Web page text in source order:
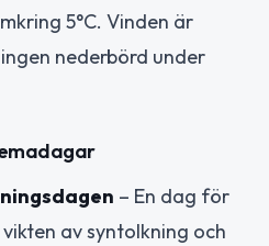
5°C. Vinden är
nederbörd under
– En dag för
av syntolkning och